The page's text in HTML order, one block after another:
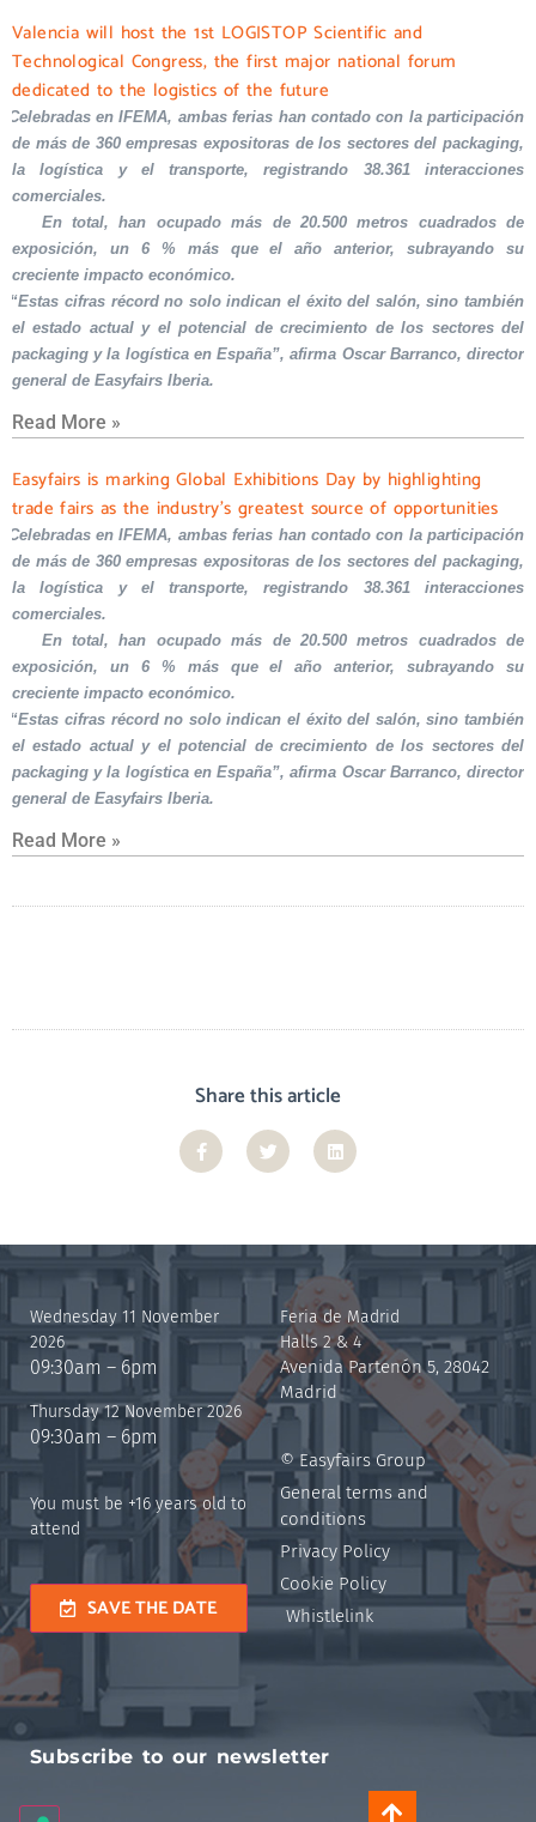
Valencia will host the 1st LOGISTOP Scientific and
Technological Congress, the first major national forum
dedicated to the logistics of the future
Celebradas en IFEMA, ambas ferias han contado con la participación
de más de 360 empresas expositoras de los sectores del packaging,
la logística y el transporte, registrando 38.361 interacciones
comerciales.
En total, han ocupado más de 20.500 metros cuadrados de
exposición, un 6 % más que el año anterior, subrayando su
creciente impacto económico.
“Estas cifras récord no solo indican el éxito del salón, sino también
el estado actual y el potencial de crecimiento de los sectores del
packaging y la logística en España”, afirma Oscar Barranco, director
general de Easyfairs Iberia.
Read More »
Easyfairs is marking Global Exhibitions Day by highlighting
trade fairs as the industry’s greatest source of opportunities
Celebradas en IFEMA, ambas ferias han contado con la participación
de más de 360 empresas expositoras de los sectores del packaging,
la logística y el transporte, registrando 38.361 interacciones
comerciales.
En total, han ocupado más de 20.500 metros cuadrados de
exposición, un 6 % más que el año anterior, subrayando su
creciente impacto económico.
“Estas cifras récord no solo indican el éxito del salón, sino también
el estado actual y el potencial de crecimiento de los sectores del
packaging y la logística en España”, afirma Oscar Barranco, director
general de Easyfairs Iberia.
Read More »
Share this article
Wednesday 11 November
2026
09:30am – 6pm
Thursday 12 November 2026
09:30am – 6pm
You must be +16 years old to
attend
SAVE THE DATE
Feria de Madrid
Halls 2 & 4
Avenida Partenón 5, 28042
Madrid
© Easyfairs Group
General terms and
conditions
Privacy Policy
Cookie Policy
Whistlelink
Subscribe to our newsletter